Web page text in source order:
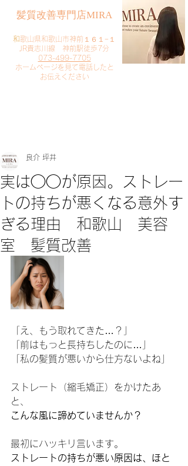
​髪質改善専門店MIRA
​和歌山県和歌山市神前１６１−１
JR貴志川線 神前駅徒歩7分
073-499-7705
​ホームページを見て電話したと
お伝えください
実は◯◯が原因。ストレー
トの持ちが悪くなる意外す
ぎる理由 和歌山 美容
室 髪質改善
良介 坪井
「え、もう取れてきた…？」
「前はもっと長持ちしたのに…」
「私の髪質が悪いから仕方ないよね」
ストレート（縮毛矯正）をかけたあ
と、
こんな風に諦めていませんか？
最初にハッキリ言います。
ストレートの持ちが悪い原因は、ほと